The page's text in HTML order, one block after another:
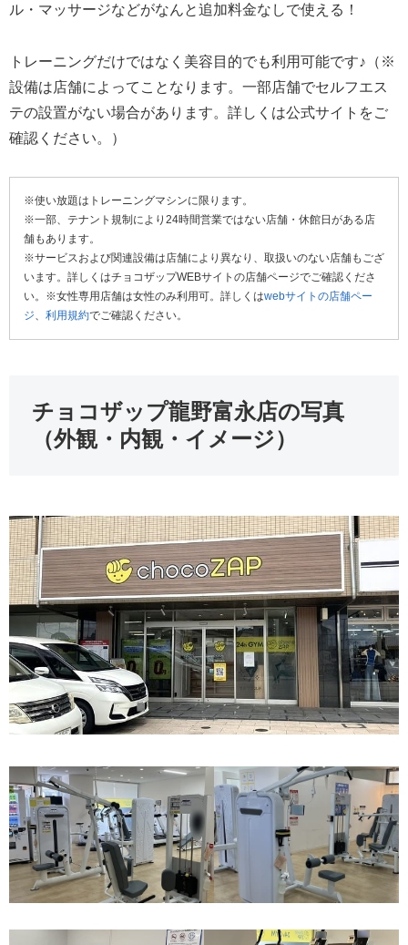
ル・マッサージなどがなんと追加料金なしで使える！
トレーニングだけではなく美容目的でも利用可能です♪（※
設備は店舗によってことなります。一部店舗でセルフエス
テの設置がない場合があります。詳しくは公式サイトをご
確認ください。）
※使い放題はトレーニングマシンに限ります。
※一部、テナント規制により24時間営業ではない店舗・休館日がある店
舗もあります。
※サービスおよび関連設備は店舗により異なり、取扱いのない店舗もござ
います。詳しくはチョコザップWEBサイトの店舗ページでご確認くださ
い。※女性専用店舗は女性のみ利用可。詳しくはwebサイトの店舗ペー
ジ、 利用規約でご確認ください。
チョコザップ龍野富永店の写真
（外観・内観・イメージ）